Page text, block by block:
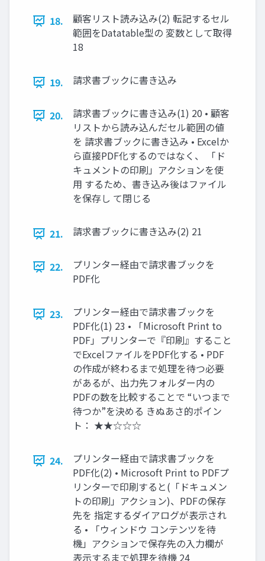
18.
顧客リスト読み込み(2) 転記するセル
範囲をDatatable型の 変数として取得
18
19. 請求書ブックに書き込み
20.
請求書ブックに書き込み(1) 20 • 顧客
リストから読み込んだセル範囲の値
を 請求書ブックに書き込み • Excelか
ら直接PDF化するのではなく、 「ド
キュメントの印刷」アクションを使
用 するため、書き込み後はファイル
を保存し て閉じる
21. 請求書ブックに書き込み(2) 21
22.
プリンター経由で請求書ブックを
PDF化
23.
プリンター経由で請求書ブックを
PDF化(1) 23 • 「Microsoft Print to
PDF」プリンターで『印刷』すること
でExcelファイルをPDF化する • PDF
の作成が終わるまで処理を待つ必要
があるが、出力先フォルダー内の
PDFの数を比較することで “いつまで
待つか”を決める きぬあさ的ポイン
ト： ★★☆☆☆
24.
プリンター経由で請求書ブックを
PDF化(2) • Microsoft Print to PDFプ
リンターで印刷すると(「ドキュメン
トの印刷」アクション)、PDFの保存
先を 指定するダイアログが表示され
る • 「ウィンドウ コンテンツを待
機」アクションで保存先の入力欄が
表示するまで処理を待機 24